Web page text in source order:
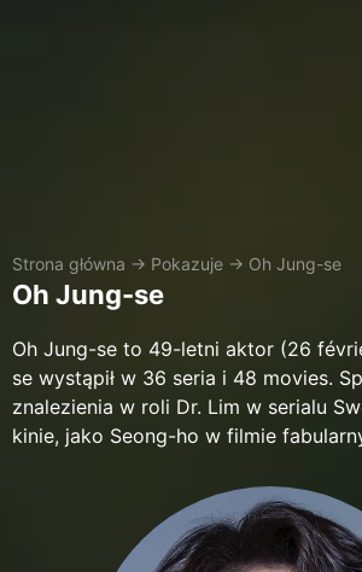
Strona główna → Pokazuje → Oh Jung-se
Oh Jung-se
Oh Jung-se to 49-letni aktor (26
se wystąpił w 36 seria i 48 movies.
znalezienia w roli Dr. Lim w serialu
kinie, jako Seong-ho w filmie